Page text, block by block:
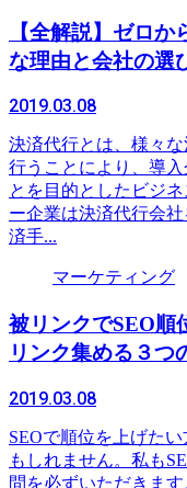
【全解説】ゼロ
な理由と会社の選
2019.03.08
決済代行とは、様々
行うことにより、導
とを目的としたビジ
ー企業は決済代行会
済手...
マーケティング
被リンクでSEO順
リンク集める３つ
2019.03.08
SEOで順位を上げた
もしれません。私も
問を必ずいただきま